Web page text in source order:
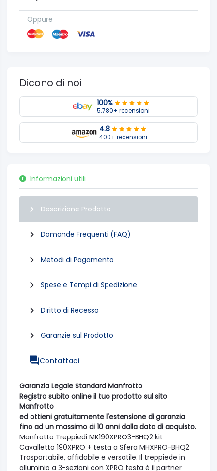
Oppure
Dicono di noi
100%
5.780+ recensioni
4.8
400+ recensioni
Informazioni utili
Descrizione Prodotto
Domande Frequenti (FAQ)
Metodi di Pagamento
Spese e Tempi di Spedizione
Diritto di Recesso
Garanzie sul Prodotto
Contattaci
Garanzia Legale Standard Manfrotto
Registra subito online il tuo prodotto sul sito
Manfrotto
ed ottieni gratuitamente l'estensione di garanzia
fino ad un massimo di 10 anni dalla data di acquisto.
Manfrotto Treppiedi MK190XPRO3-BHQ2 kit
Cavalletto 190XPRO + testa a Sfera MHXPRO-BHQ2
Trasportabile, affidabile e versatile. Il treppiede in
alluminio a 3-sezioni con XPRO testa è il partner